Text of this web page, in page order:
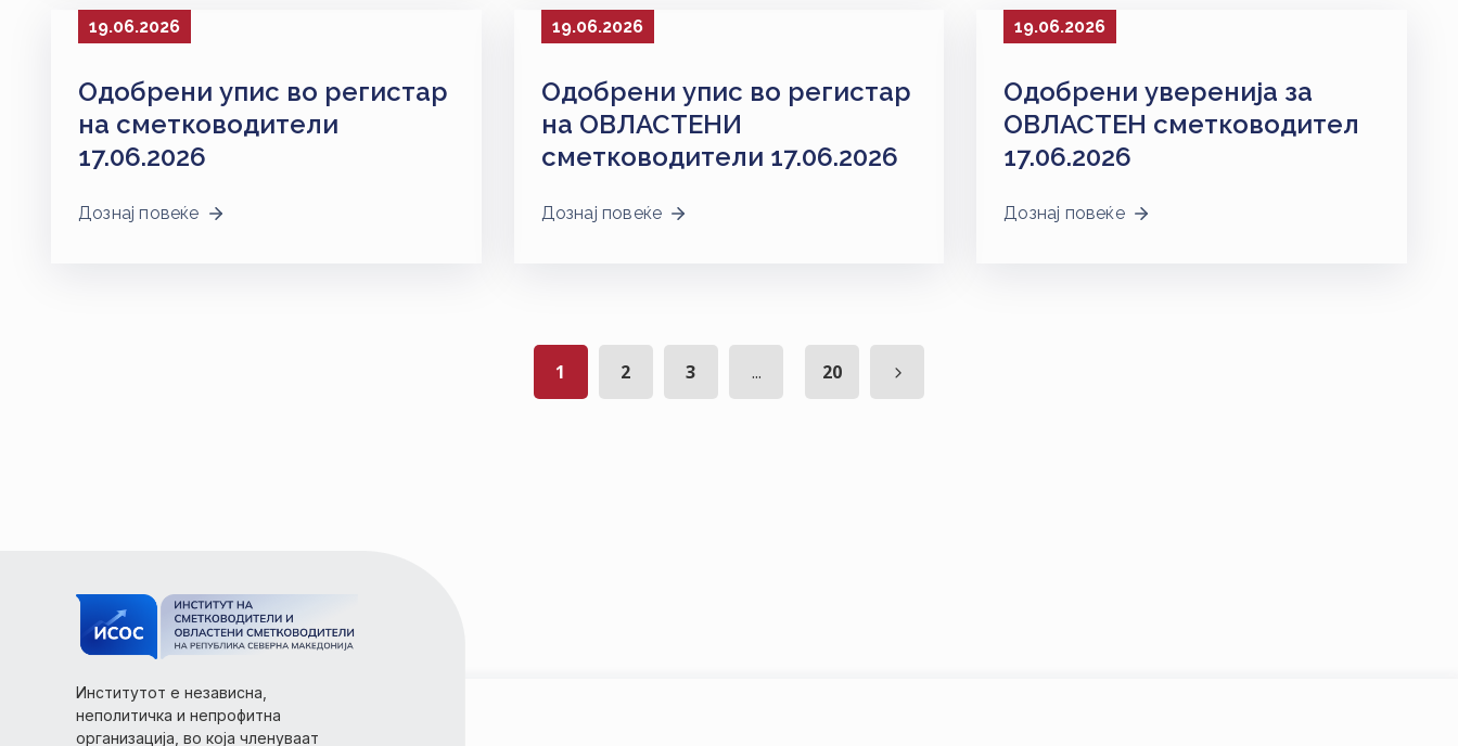
19.06.2026
Одобрени упис во регистар
на сметководители
17.06.2026
Дознај повеќе
19.06.2026
Одобрени упис во регистар
на ОВЛАСТЕНИ
сметководители 17.06.2026
Дознај повеќе
19.06.2026
Одобрени уверенија за
ОВЛАСТЕН сметководител
17.06.2026
Дознај повеќе
1 2 3 ... 20
Институтот е независна,
неполитичка и непрофитна
организација, во која членуваат